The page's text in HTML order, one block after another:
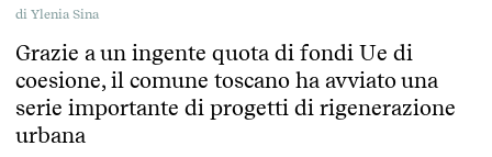
di Ylenia Sina
Grazie a un ingente quota di fondi Ue di
coesione, il comune toscano ha avviato una
serie importante di progetti di rigenerazione
urbana